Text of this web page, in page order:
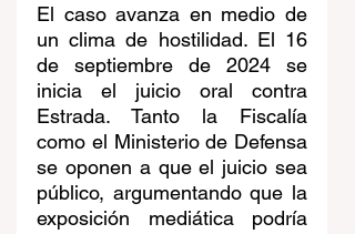
El caso avanza en medio de
un clima de hostilidad. El 16
de septiembre de 2024 se
inicia el juicio oral contra
Estrada. Tanto la Fiscalía
como el Ministerio de Defensa
se oponen a que el juicio sea
público, argumentando que la
exposición mediática podría